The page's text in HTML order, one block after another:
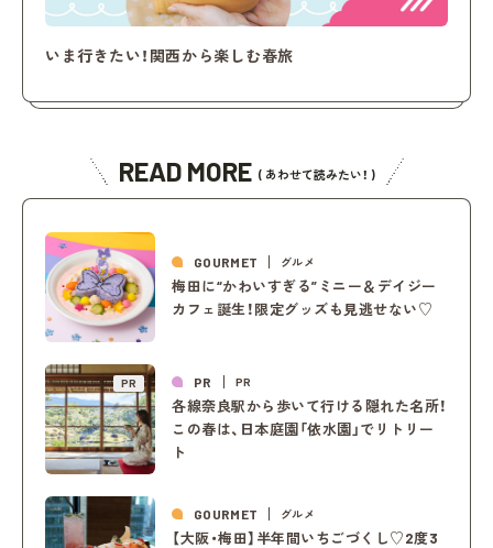
いま行きたい！関西から楽しむ春旅
READ MORE ( あわせて読みたい！ )
GOURMET グルメ
梅田に“かわいすぎる”ミニー＆デイジー
カフェ誕生！限定グッズも見逃せない♡
PR PR PR
各線奈良駅から歩いて行ける隠れた名所！
この春は、日本庭園「依水園」でリトリー
ト
GOURMET グルメ
【大阪・梅田】半年間いちごづくし♡2度3